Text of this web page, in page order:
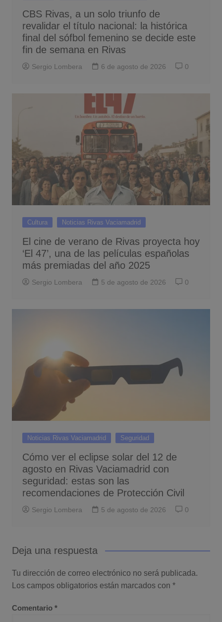
CBS Rivas, a un solo triunfo de
revalidar el título nacional: la histórica
final del sófbol femenino se decide este
fin de semana en Rivas
Sergio Lombera 6 de agosto de 2026 0
Cultura Noticias Rivas Vaciamadrid
El cine de verano de Rivas proyecta hoy
‘El 47’, una de las películas españolas
más premiadas del año 2025
Sergio Lombera 5 de agosto de 2026 0
Noticias Rivas Vaciamadrid Seguridad
Cómo ver el eclipse solar del 12 de
agosto en Rivas Vaciamadrid con
seguridad: estas son las
recomendaciones de Protección Civil
Sergio Lombera 5 de agosto de 2026 0
Deja una respuesta
Tu dirección de correo electrónico no será publicada.
Los campos obligatorios están marcados con *
Comentario *